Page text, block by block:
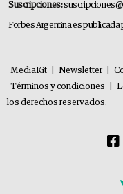
Suscripciones:
Forbes Argentina es publicada
MediaKit Newsletter
Términos y condiciones
los derechos reservados.